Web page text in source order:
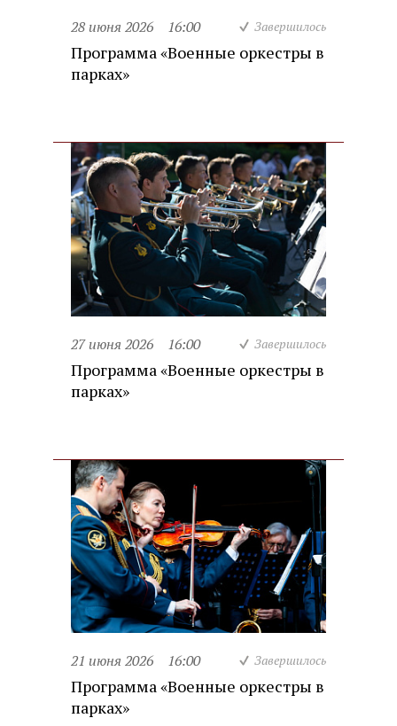
28 июня 2026 16:00 Завершилось
Программа «Военные оркестры в
парках»
27 июня 2026 16:00 Завершилось
Программа «Военные оркестры в
парках»
21 июня 2026 16:00 Завершилось
Программа «Военные оркестры в
парках»